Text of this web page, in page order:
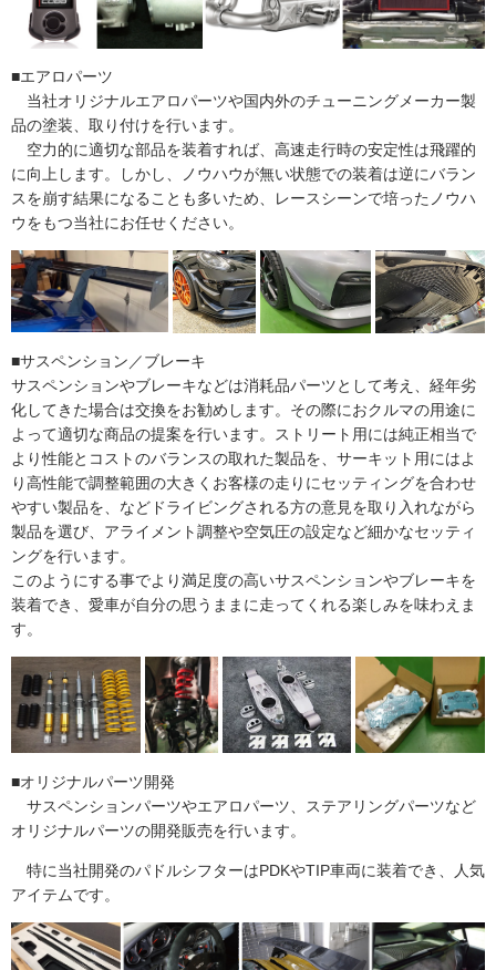
Sales
Racing
PPF/
ィ
ル
ム
GiroDisc
■エアロパーツ
当社オリジナルエアロパーツや国内外のチューニングメーカー製
品の塗装、取り付けを行います。
空力的に適切な部品を装着すれば、高速走行時の安定性は飛躍的
に向上します。しかし、ノウハウが無い状態での装着は逆にバラン
スを崩す結果になることも多いため、レースシーンで培ったノウハ
ウをもつ当社にお任せください。
■サスペンション／ブレーキ
サスペンションやブレーキなどは消耗品パーツとして考え、経年劣
化してきた場合は交換をお勧めします。その際におクルマの用途に
よって適切な商品の提案を行います。ストリート用には純正相当で
より性能とコストのバランスの取れた製品を、サーキット用にはよ
り高性能で調整範囲の大きくお客様の走りにセッティングを合わせ
やすい製品を、などドライビングされる方の意見を取り入れながら
製品を選び、アライメント調整や空気圧の設定など細かなセッティ
ングを行います。
このようにする事でより満足度の高いサスペンションやブレーキを
装着でき、愛車が自分の思うままに走ってくれる楽しみを味わえま
す。
■オリジナルパーツ開発
サスペンションパーツやエアロパーツ、ステアリングパーツなど
オリジナルパーツの開発販売を行います。
特に当社開発のパドルシフターはPDKやTIP車両に装着でき、人気
アイテムです。